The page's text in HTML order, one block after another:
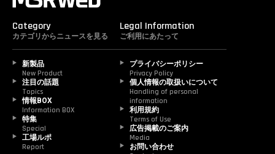
Category
カテゴリからニュースを見る
新製品
New Product
注目の話題
Topics
情報BOX
Information BOX
特集
Special
工場ルポ
Report
Legal Information
ご利用にあたって
プライバシーポリシー
Privacy Policy
個人情報の取扱いについて
Handling of personal
information
利用規約
Terms of Use
広告掲載のご案内
Media
お問い合わせ